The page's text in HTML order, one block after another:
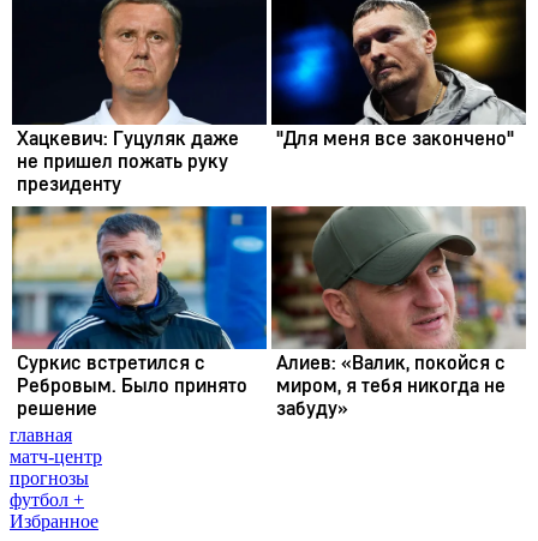
главная
матч-центр
прогнозы
футбол +
Избранное